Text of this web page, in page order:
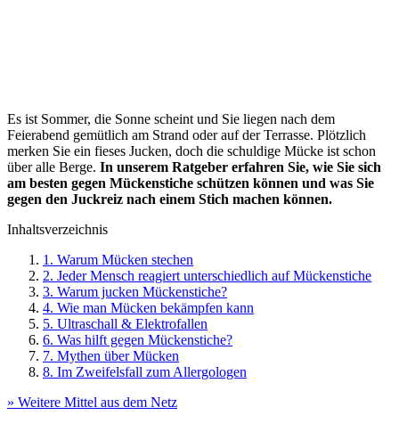
Es ist Sommer, die Sonne scheint und Sie liegen nach dem
Feierabend gemütlich am Strand oder auf der Terrasse. Plötzlich
merken Sie ein fieses Jucken, doch die schuldige Mücke ist schon
über alle Berge. In unserem Ratgeber erfahren Sie, wie Sie sich
am besten gegen Mückenstiche schützen können und was Sie
gegen den Juckreiz nach einem Stich machen können.
Inhaltsverzeichnis
1. Warum Mücken stechen
2. Jeder Mensch reagiert unterschiedlich auf Mückenstiche
3. Warum jucken Mückenstiche?
4. Wie man Mücken bekämpfen kann
5. Ultraschall & Elektrofallen
6. Was hilft gegen Mückenstiche?
7. Mythen über Mücken
8. Im Zweifelsfall zum Allergologen
» Weitere Mittel aus dem Netz